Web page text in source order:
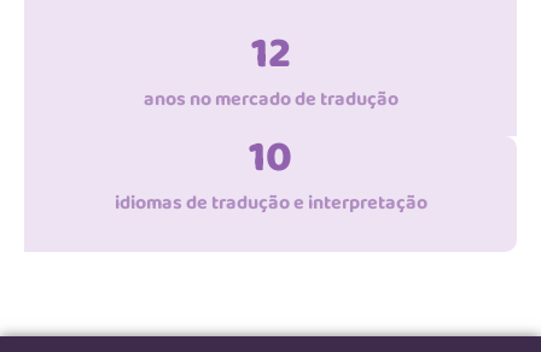
anos no mercado de tradução
12
idiomas de tradução e interpretação
10